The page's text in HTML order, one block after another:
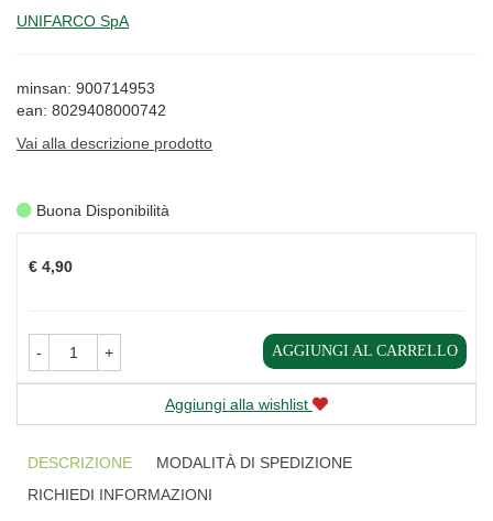
UNIFARCO SpA
minsan: 900714953
ean: 8029408000742
Vai alla descrizione prodotto
Buona Disponibilità
€ 4,90
- + AGGIUNGI AL CARRELLO
Aggiungi alla wishlist
DESCRIZIONE
MODALITÀ DI SPEDIZIONE
RICHIEDI INFORMAZIONI